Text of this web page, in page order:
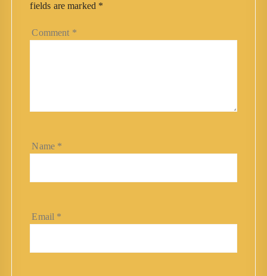
fields are marked *
Comment *
Name *
Email *